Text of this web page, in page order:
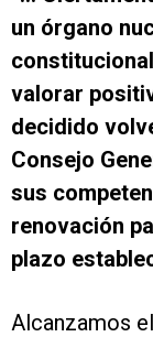
un órgano
valorar
decidido
Consejo
sus
renovación
plazo
Alcanzamos